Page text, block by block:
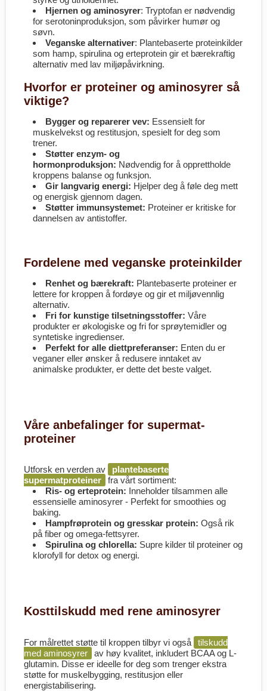
Hjernen og aminosyrer: Tryptofan er nødvendig
for serotoninproduksjon, som påvirker humør og
søvn.
Veganske alternativer: Plantebaserte proteinkilder
som hamp, spirulina og erteprotein gir et bærekraftig
alternativ med lav miljøpåvirkning.
Hvorfor er proteiner og aminosyrer så
viktige?
Bygger og reparerer vev: Essensielt for
muskelvekst og restitusjon, spesielt for deg som
trener.
Støtter enzym- og
hormonproduksjon: Nødvendig for å opprettholde
kroppens balanse og funksjon.
Gir langvarig energi: Hjelper deg å føle deg mett
og energisk gjennom dagen.
Støtter immunsystemet: Proteiner er kritiske for
dannelsen av antistoffer.
Fordelene med veganske proteinkilder
Renhet og bærekraft: Plantebaserte proteiner er
lettere for kroppen å fordøye og gir et miljøvennlig
alternativ.
Fri for kunstige tilsetningsstoffer: Våre
produkter er økologiske og fri for sprøytemidler og
syntetiske ingredienser.
Perfekt for alle diettpreferanser: Enten du er
veganer eller ønsker å redusere inntaket av
animalske produkter, er dette det beste valget.
Våre anbefalinger for supermat-
proteiner
Utforsk en verden av
plantebaserte
supermatproteiner
fra vårt sortiment:
Ris- og erteprotein: Inneholder tilsammen alle
essensielle aminosyrer - Perfekt for smoothies og
baking.
Hampfrøprotein og gresskar protein: Også rik
på fiber og omega-fettsyrer.
Spirulina og chlorella: Supre kilder til proteiner og
klorofyll for detox og energi.
Kosttilskudd med rene aminosyrer
For målrettet støtte til kroppen tilbyr vi også
tilskudd
med aminosyrer
av høy kvalitet, inkludert BCAA og L-
glutamin. Disse er ideelle for deg som trenger ekstra
støtte for muskelbygging, restitusjon eller
energistabilisering.